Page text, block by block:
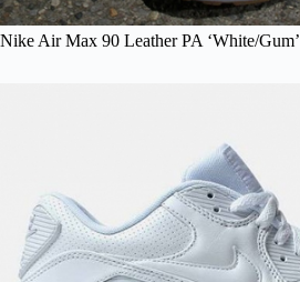
Nike Air Max 90 Leather PA ‘White/Gum’